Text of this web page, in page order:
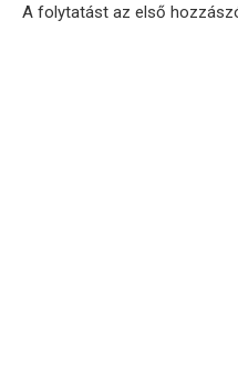
A folytatást az első